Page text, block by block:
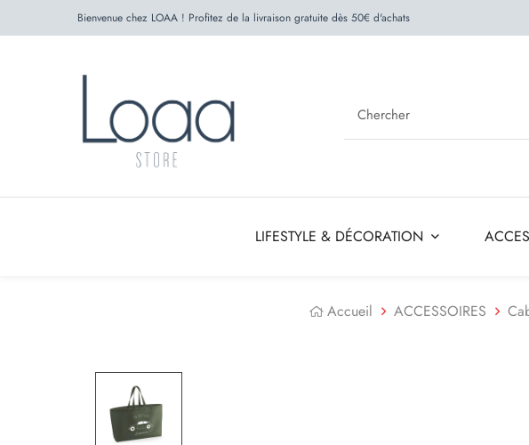
Bienvenue chez LOAA ! Profitez de la livraison gratuite dès 50€ d'achats
LIFESTYLE & DÉCORATION
Accueil ACCESSOIRES